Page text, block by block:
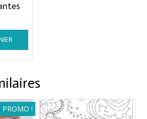
PROMO !